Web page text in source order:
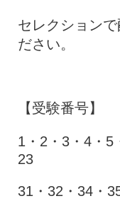
スポンサー
セレクション
ださい。
【受験番号】
1・2・3・4・5
23
31・32・34・